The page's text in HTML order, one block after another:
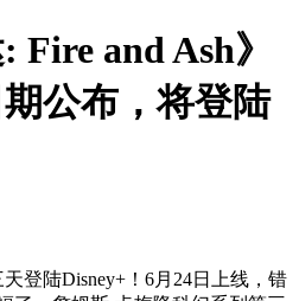
Fire and Ash》
公布，将登陆
登陆Disney+！6月24日上线，错